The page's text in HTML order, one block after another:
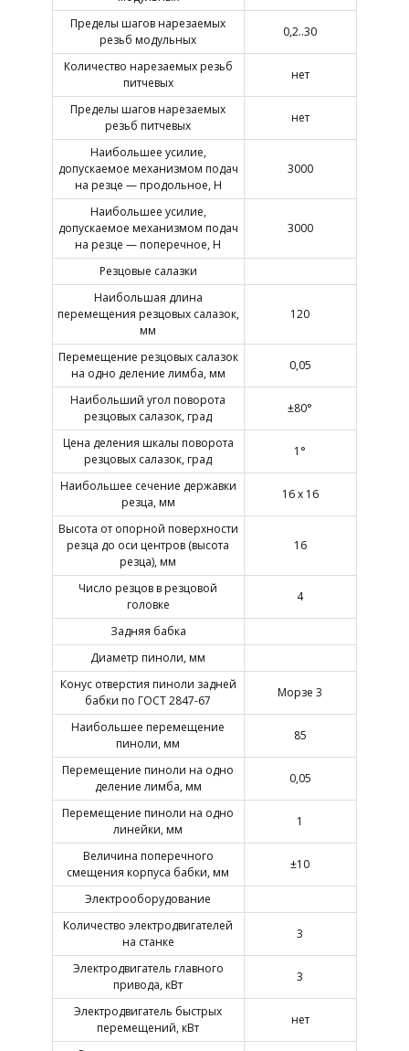
Пределы шагов нарезаемых
резьб модульных
0,2..30
Количество нарезаемых резьб
питчевых
нет
Пределы шагов нарезаемых
резьб питчевых
нет
Наибольшее усилие,
допускаемое механизмом подач
на резце — продольное, Н
3000
Наибольшее усилие,
допускаемое механизмом подач
на резце — поперечное, Н
3000
Резцовые салазки
Наибольшая длина
перемещения резцовых салазок,
мм
120
Перемещение резцовых салазок
на одно деление лимба, мм
0,05
Наибольший угол поворота
резцовых салазок, град
±80°
Цена деления шкалы поворота
резцовых салазок, град
1°
Наибольшее сечение державки
резца, мм
16 х 16
Высота от опорной поверхности
резца до оси центров (высота
резца), мм
16
Число резцов в резцовой
головке
4
Задняя бабка
Диаметр пиноли, мм
Конус отверстия пиноли задней
бабки по ГОСТ 2847-67
Морзе 3
Наибольшее перемещение
пиноли, мм
85
Перемещение пиноли на одно
деление лимба, мм
0,05
Перемещение пиноли на одно
линейки, мм
1
Величина поперечного
смещения корпуса бабки, мм
±10
Электрооборудование
Количество электродвигателей
на станке
3
Электродвигатель главного
привода, кВт
3
Электродвигатель быстрых
перемещений, кВт
нет